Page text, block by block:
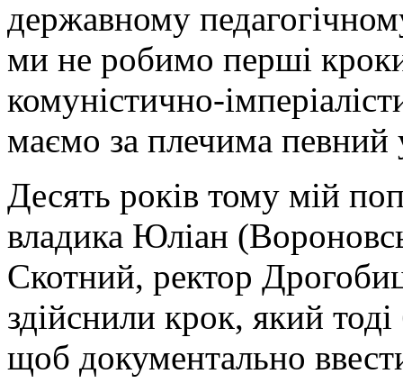
державному
ми не робимо перші
комуністично-
маємо за плечима певний
Десять років тому мій
владика Юліан
Скотний, ректор
здійснили крок, який
щоб документально